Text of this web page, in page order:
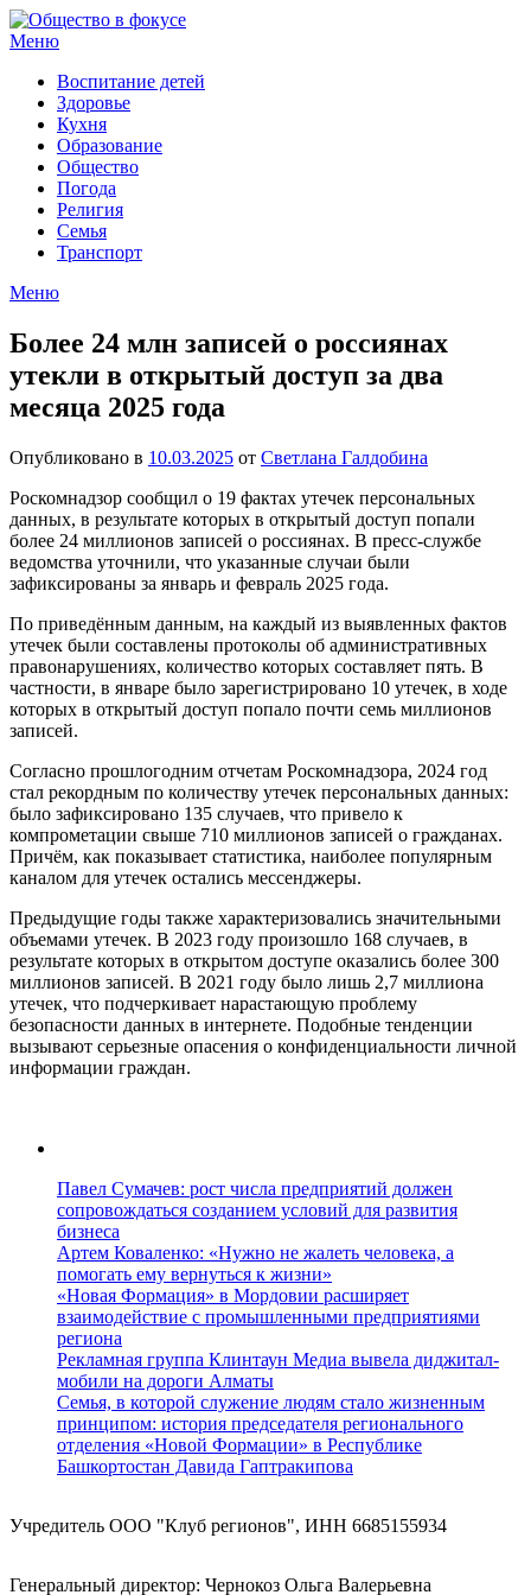
Перейти
к
Меню
Воспитание детей
Здоровье
Кухня
Образование
Общество
Погода
Религия
Семья
Транспорт
Меню
Более 24 млн записей о россиянах
утекли в открытый доступ за два
месяца 2025 года
Опубликовано в 10.03.2025 от Светлана Галдобина
Роскомнадзор сообщил о 19 фактах утечек персональных
данных, в результате которых в открытый доступ попали
более 24 миллионов записей о россиянах. В пресс-службе
ведомства уточнили, что указанные случаи были
зафиксированы за январь и февраль 2025 года.
По приведённым данным, на каждый из выявленных фактов
утечек были составлены протоколы об административных
правонарушениях, количество которых составляет пять. В
частности, в январе было зарегистрировано 10 утечек, в ходе
которых в открытый доступ попало почти семь миллионов
записей.
Согласно прошлогодним отчетам Роскомнадзора, 2024 год
стал рекордным по количеству утечек персональных данных:
было зафиксировано 135 случаев, что привело к
компрометации свыше 710 миллионов записей о гражданах.
Причём, как показывает статистика, наиболее популярным
каналом для утечек остались мессенджеры.
Предыдущие годы также характеризовались значительными
объемами утечек. В 2023 году произошло 168 случаев, в
результате которых в открытом доступе оказались более 300
миллионов записей. В 2021 году было лишь 2,7 миллиона
утечек, что подчеркивает нарастающую проблему
безопасности данных в интернете. Подобные тенденции
вызывают серьезные опасения о конфиденциальности личной
информации граждан.
Павел Сумачев: рост числа предприятий должен
сопровождаться созданием условий для развития
бизнеса
Артем Коваленко: «Нужно не жалеть человека, а
помогать ему вернуться к жизни»
«Новая Формация» в Мордовии расширяет
взаимодействие с промышленными предприятиями
региона
Рекламная группа Клинтаун Медиа вывела диджитал-
мобили на дороги Алматы
Семья, в которой служение людям стало жизненным
принципом: история председателя регионального
отделения «Новой Формации» в Республике
Башкортостан Давида Гаптракипова
Учредитель ООО "Клуб регионов", ИНН 6685155934
Генеральный директор: Чернокоз Ольга Валерьевна